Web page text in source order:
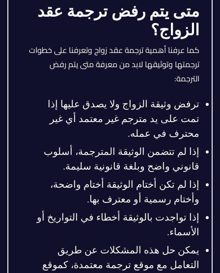
متى يتم رفض ترجمة عقد
الزواج؟
كما عرفنا أهمية ترجمة عقد زواج وتعرفنا على خطوات
ترجمتها وتوثيقها لابد من معرفة متى يتم رفض
الترجمة:
ترفض وثيقة الزواج ولا يصدق عليها إذا
تمت على يد مترجم غير معتمد أي غير
محترف في عمله.
إذا لم تتضمن الوثيقة المترجمة، أسلوب
قانوني واضح وبلغة قانونية سليمة.
إذا لم تكن أختام الوثيقة أختام واضحة،
وأختام رسمية أو معترف بها.
إذا تواجدت بالوثيقة أخطاء في التواريخ أو
الأسماء.
يمكن حل هذه المشكلات عن طريق
التعامل مع موقع ترجمة معتمدة، كموقع